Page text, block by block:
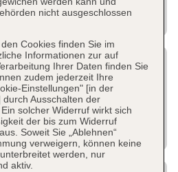
nicht ausgeschlossen
Cookies finden Sie im
Informationen zur auf
Ihrer Daten finden Sie
zudem jederzeit Ihre
Einstellungen" [in der
Ausschalten der
solcher Widerruf wirkt sich
der bis zum Widerruf
Soweit Sie „Ablehnen“
verweigern, können keine
werden, nur
aktiv.